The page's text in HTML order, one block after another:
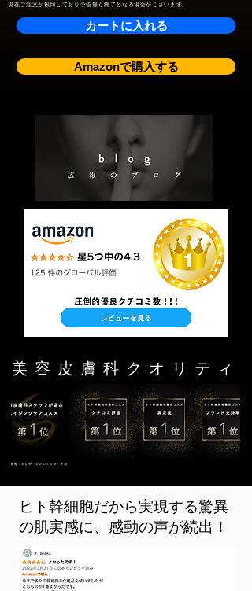
​現在ご注文が殺到しており予告無く終了となる場合がございます。
カートに入れる
Amazonで購入する
​美容皮膚科クオリティ
ヒト幹細胞だから実現する驚異
の肌実感に、感動の声が続出！